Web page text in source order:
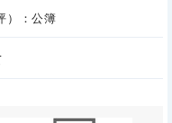
）：公簿